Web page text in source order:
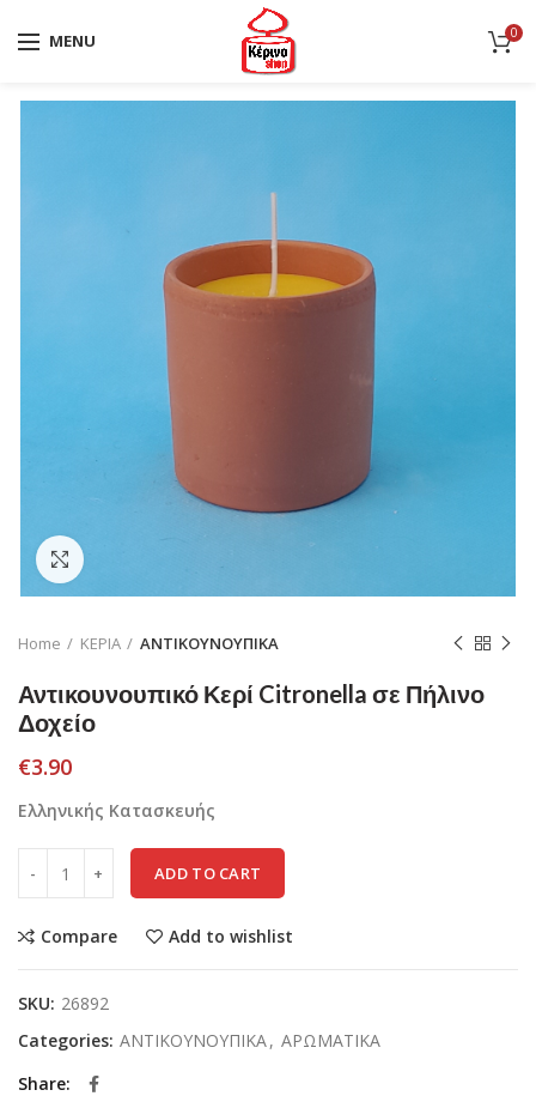
MENU 0
Home ΚΕΡΙΑ ΑΝΤΙΚΟΥΝΟΥΠΙΚΑ
Αντικουνουπικό Κερί Citronella σε Πήλινο
Δοχείο
€3.90
Ελληνικής Κατασκευής
ADD TO CART
Compare Add to wishlist
SKU: 26892
Categories: ΑΝΤΙΚΟΥΝΟΥΠΙΚΑ, ΑΡΩΜΑΤΙΚΑ
Share